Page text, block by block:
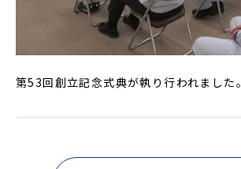
第53回創立記念式典が執り行われました。